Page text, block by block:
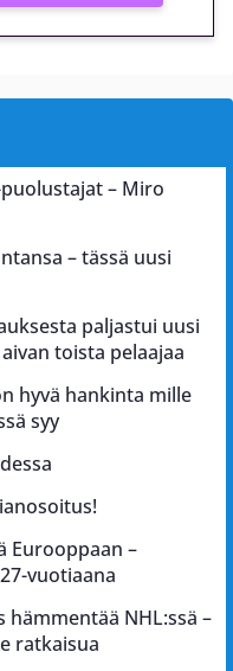
puolustajat – Miro
– tässä uusi
paljastui uusi
toista pelaajaa
hyvä hankinta mille
syy
Eurooppaan –
vuotiaana
NHL:ssä –
ratkaisua